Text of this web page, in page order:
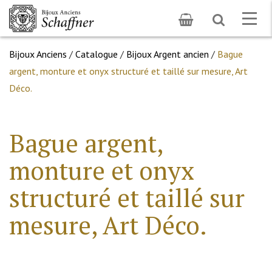
Toggle
search
Bijoux Anciens / Catalogue / Bijoux Argent ancien / Bague
argent, monture et onyx structuré et taillé sur mesure, Art
Déco.
Bague argent,
monture et onyx
structuré et taillé sur
mesure, Art Déco.